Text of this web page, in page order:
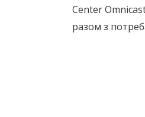
Center
разом з